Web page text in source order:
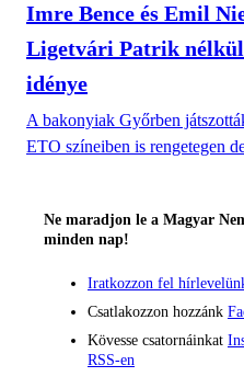
Imre Bence és Emil
Ligetvári Patrik
idénye
A bakonyiak Győrben
ETO színeiben is rengetegen
Ne maradjon le a Magyar
minden nap!
Iratkozzon fel
Csatlakozzon hozzánk
Kövesse csatornáinkat
RSS-en